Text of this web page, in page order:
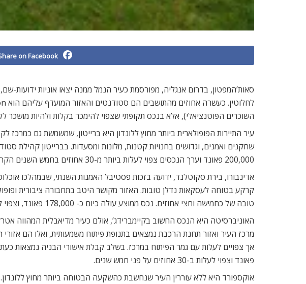
on Facebook
סאות’המפטון, בדרום אנגליה, מפורסמת כעיר הנמל ממנה יצאו אוניות ידועות-
השוכרים הפוטנציאלי), אלא בנכס תקופתי שצפוי להימכר בקלות ולהיות מושכר ללא בעיה.
200,000 פאונד וערך הנכסים צפוי לעלות ביותר מ-30 אחוזים בחמש השנים הקרובות.
קרקע בטוחה לעסקאות נדלן טובות. האזור מקושר היטב בתחבורה ציבורית
טובה של כחמישה וחצי אחוזים. נכס ממוצע עולה כיום כ- 178,000 פאונד, וצפוי לעלות ב-35 אחוזים בחמש השנים הקרובות.
מרכז העיר ואזור תחנת הרכבת נמצאים בתנופת פיתוח משמעותית, ואלו הם
פאונד וצפוי לעלות ב-30 אחוזים על פני חמש שנים.
אוקספורד היא ללא עוררין העיר שנחשבת כהשקעה הבטוחה ביותר מחוץ